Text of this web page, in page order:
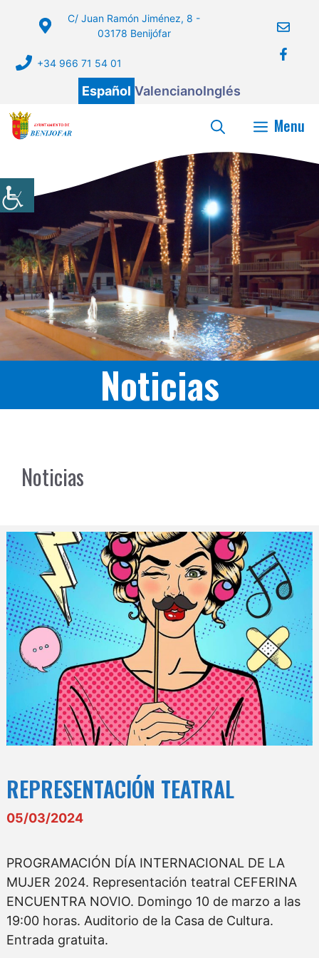
C/ Juan Ramón Jiménez, 8 -
03178 Benijófar
+34 966 71 54 01
Español ValencianoInglés
Menu
Noticias
Noticias
REPRESENTACIÓN TEATRAL
05/03/2024
PROGRAMACIÓN DÍA INTERNACIONAL DE LA
MUJER 2024. Representación teatral CEFERINA
ENCUENTRA NOVIO. Domingo 10 de marzo a las
19:00 horas. Auditorio de la Casa de Cultura.
Entrada gratuita.